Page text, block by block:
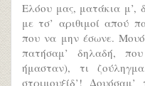
Ελόου μας, ματάκια μ’,
με τσ’ αριθιμοί απού
που να μην έσωνε.
πατήσαμ’ δηλαδή,
ήμασταν), τι
στριμουξίδ’!